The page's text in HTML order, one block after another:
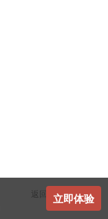
返回顶部立即体验